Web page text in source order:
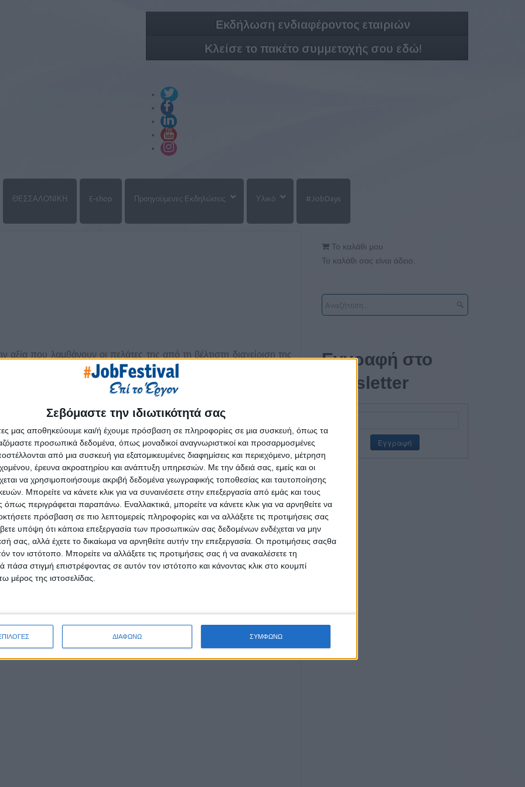
Σεβόμαστε την ιδιωτικότητά σας
μας αποθηκεύουμε και/ή έχουμε πρόσβαση σε πληροφορίες σε μια συσκευή, όπως τα
προσωπικά δεδομένα, όπως μοναδικοί αναγνωριστικοί και προσαρμοσμένες
από μια συσκευή για εξατομικευμένες διαφημίσεις και περιεχόμενο, μέτρηση
έρευνα ακροατηρίου και ανάπτυξη υπηρεσιών. Με την άδειά σας, εμείς και οι
να χρησιμοποιήσουμε ακριβή δεδομένα γεωγραφικής τοποθεσίας και ταυτοποίησης
Μπορείτε να κάνετε κλικ για να συναινέσετε στην επεξεργασία από εμάς και τους
περιγράφεται παραπάνω. Εναλλακτικά, μπορείτε να κάνετε κλικ για να αρνηθείτε να
πρόσβαση σε πιο λεπτομερείς πληροφορίες και να αλλάξετε τις προτιμήσεις σας
υπόψη ότι κάποια επεξεργασία των προσωπικών σας δεδομένων ενδέχεται να μην
σας, αλλά έχετε το δικαίωμα να αρνηθείτε αυτήν την επεξεργασία. Οι προτιμήσεις σαςθα
τον ιστότοπο. Μπορείτε να αλλάξετε τις προτιμήσεις σας ή να ανακαλέσετε τη
στιγμή επιστρέφοντας σε αυτόν τον ιστότοπο και κάνοντας κλικ στο κουμπί
μέρος της ιστοσελίδας.
ΔΙΑΦΩΝΩ ΣΥΜΦΩΝΩ
Εκδήλωση ενδιαφέροντος εταιριών
Κλείσε το πακέτο συμμετοχής σου εδώ!
ΘΕΣΣΑΛΟΝΙΚΗ E-shop Προηγούμενες Εκδηλώσεις Υλικό #JobDays
αξία που λαμβάνουν οι πελάτες της από τη βέλτιστη διαχείριση της
καινοτομία για τα ευαίσθητα δεδομένα της εταιρίας του πελάτη,
την πρόσβαση σε αυτήν και βελτιστοποιώντας τις
βάση τις πιο προηγμένες τεχνολογικές εφαρμογές και ακολουθώντας
τη μετάβαση στον ψηφιακό μετασχηματισμό έτσι ώστε οι εταιρίες
κίνηση των δεδομένων τους και να αποκτούν άμεση πρόσβαση σε
ηλεκτρονικά αρχεία, μαγνητικά μέσα και εικονικά online
και αξιοπιστία για να βρει τη βέλτιστη λύση που θα καλύψει τις
Το καλάθι μου
Το καλάθι σας είναι άδειο.
Εγγραφή στο
newsletter